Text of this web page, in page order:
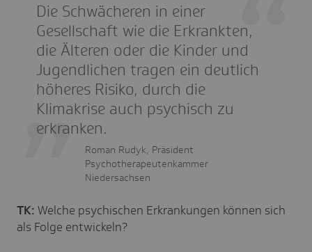
Die Schwächeren in einer
Gesellschaft wie die Erkrankten,
die Älteren oder die Kinder und
Jugendlichen tragen ein deutlich
höheres Risiko, durch die
Klimakrise auch psychisch zu
erkranken.
Roman Rudyk, Präsident
Psychotherapeutenkammer
Niedersachsen
TK: Welche psychischen Erkrankungen können sich
als Folge entwickeln?